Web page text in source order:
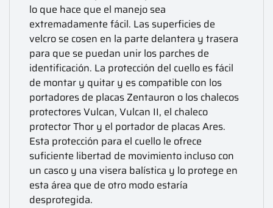
lo que hace que el manejo sea
extremadamente fácil. Las superficies de
velcro se cosen en la parte delantera y trasera
para que se puedan unir los parches de
identificación. La protección del cuello es fácil
de montar y quitar y es compatible con los
portadores de placas Zentauron o los chalecos
protectores Vulcan, Vulcan II, el chaleco
protector Thor y el portador de placas Ares.
Esta protección para el cuello le ofrece
suficiente libertad de movimiento incluso con
un casco y una visera balística y lo protege en
esta área que de otro modo estaría
desprotegida.